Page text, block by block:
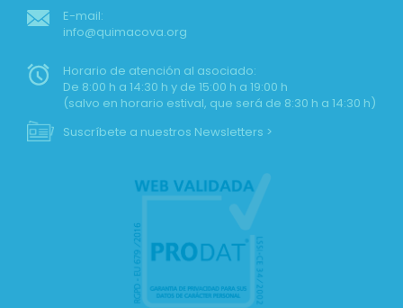
E-mail:
info@quimacova.org
Horario de atención al asociado:
De 8:00 h a 14:30 h y de 15:00 h a 19:00 h
(salvo en horario estival, que será de 8:30 h a 14:30 h)
Suscríbete a nuestros Newsletters >